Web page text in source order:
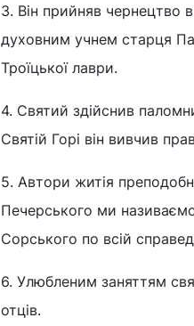
3. Він прийняв чернецтво
духовним учнем старця
Троїцької лаври.
4. Святий здійснив
Святій Горі він вивчив
5. Автори житія
Печерського ми
Сорського по всій
6. Улюбленим заняттям
отців.